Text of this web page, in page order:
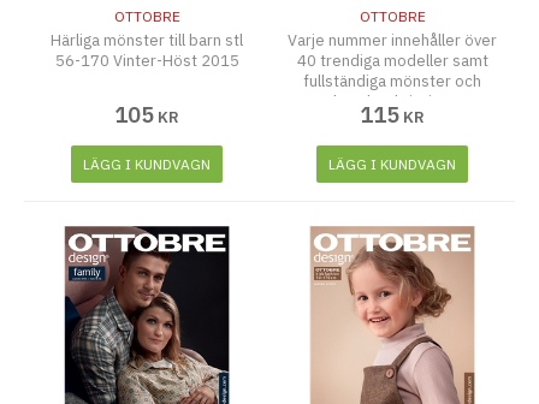
OTTOBRE
Härliga mönster till barn stl
56-170 Vinter-Höst 2015
105 KR
LÄGG I KUNDVAGN
OTTOBRE
Varje nummer innehåller över
40 trendiga modeller samt
fullständiga mönster och
arbetsbeskrivningar.
115 KR
LÄGG I KUNDVAGN